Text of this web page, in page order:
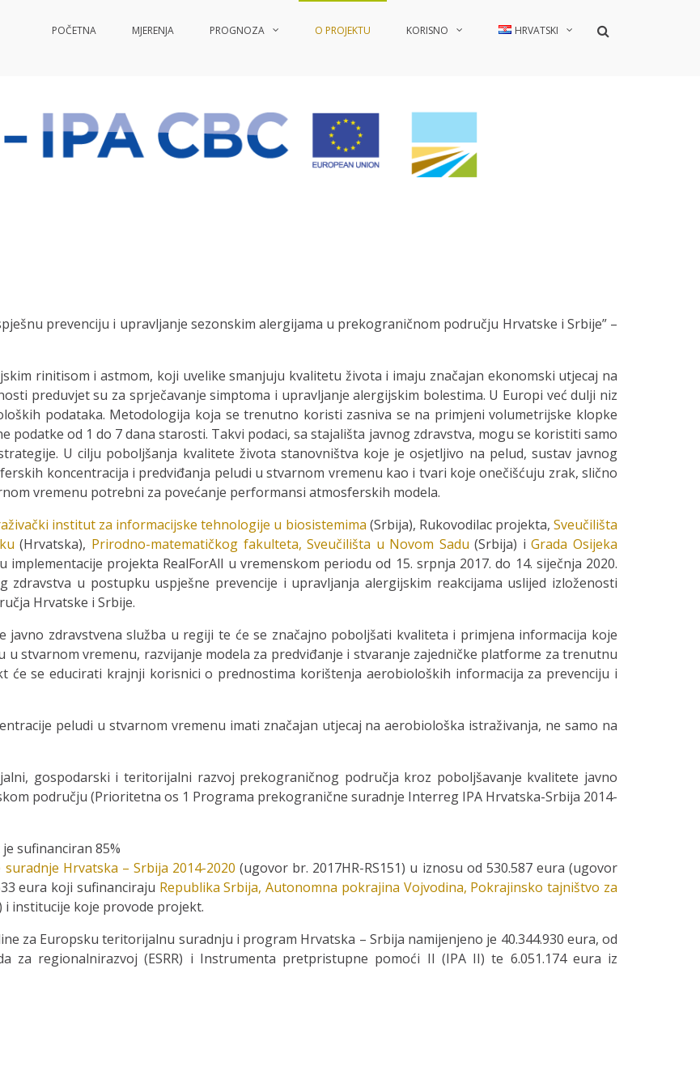
POČETNA MJERENJA PROGNOZA O PROJEKTU KORISNO HRVATSKI
Show
prevenciju i upravljanje sezonskim alergijama u prekograničnom području Hrvatske i Srbije” –
rinitisom i astmom, koji uvelike smanjuju kvalitetu života i imaju značajan ekonomski utjecaj na
preduvjet su za sprječavanje simptoma i upravljanje alergijskim bolestima. U Europi već dulji niz
podataka. Metodologija koja se trenutno koristi zasniva se na primjeni volumetrijske klopke
podatke od 1 do 7 dana starosti. Takvi podaci, sa stajališta javnog zdravstva, mogu se koristiti samo
U cilju poboljšanja kvalitete života stanovništva koje je osjetljivo na pelud, sustav javnog
koncentracija i predviđanja peludi u stvarnom vremenu kao i tvari koje onečišćuju zrak, slično
vremenu potrebni za povećanje performansi atmosferskih modela.
institut za informacijske tehnologije u biosistemima (Srbija), Rukovodilac projekta,Sveučilišta
(Hrvatska), Prirodno-matematičkog fakulteta, Sveučilišta u Novom Sadu (Srbija) iGrada Osijeka
projekta RealForAll u vremenskom periodu od 15. srpnja 2017. do 14. siječnja 2020.
zdravstva u postupku uspješne prevencije i upravljanja alergijskim reakcijama uslijed izloženosti
Hrvatske i Srbije.
javno zdravstvena služba u regiji te će se značajno poboljšati kvaliteta i primjena informacija koje
stvarnom vremenu, razvijanje modela za predviđanje i stvaranje zajedničke platforme za trenutnu
će se educirati krajnji korisnici o prednostima korištenja aerobioloških informacija za prevenciju i
peludi u stvarnom vremenu imati značajan utjecaj na aerobiološka istraživanja, ne samo na
gospodarski i teritorijalni razvoj prekograničnog područja kroz poboljšavanje kvalitete javno
području (Prioritetna os 1 Programa prekogranične suradnje Interreg IPA Hrvatska-Srbija 2014-
sufinanciran 85%
Hrvatska – Srbija 2014-2020 (ugovor br. 2017HR-RS151) u iznosu od 530.587 eura (ugovor
eura koji sufinanciraju Republika Srbija, Autonomna pokrajina Vojvodina, Pokrajinsko tajništvo za
i institucije koje provode projekt.
za Europsku teritorijalnu suradnju i program Hrvatska – Srbija namijenjeno je 40.344.930 eura, od
za regionalnirazvoj (ESRR) i Instrumenta pretpristupne pomoći II (IPA II) te 6.051.174 eura iz